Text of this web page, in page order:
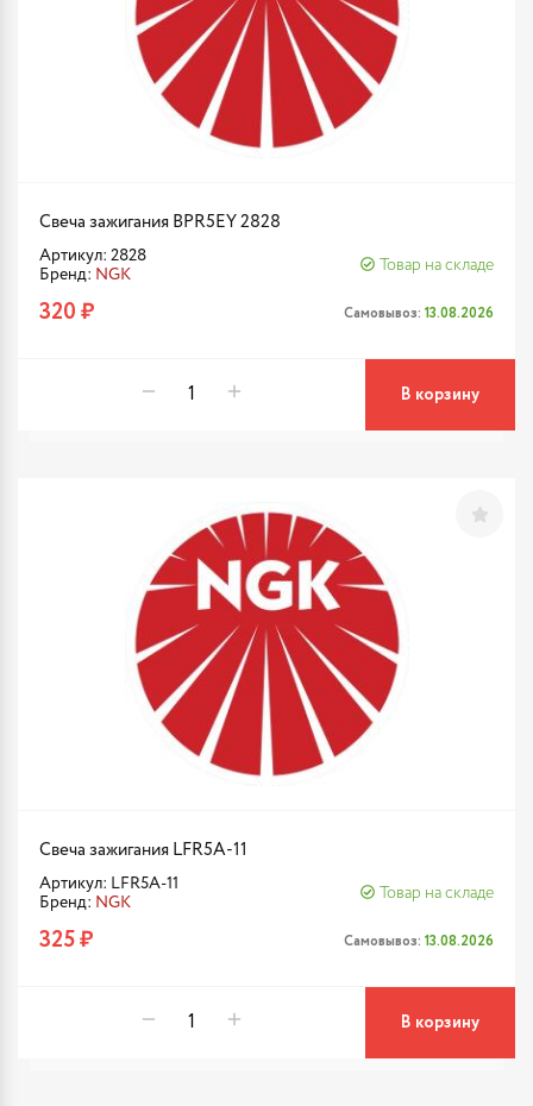
Свеча зажигания BPR5EY 2828
Артикул: 2828
Бренд: NGK
Товар на складе
320 ₽ Самовывоз: 13.08.2026
В корзину
Свеча зажигания LFR5A-11
Артикул: LFR5A-11
Бренд: NGK
Товар на складе
325 ₽ Самовывоз: 13.08.2026
В корзину